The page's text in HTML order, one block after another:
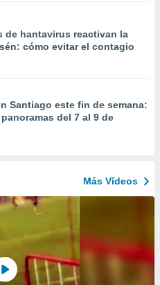
de hantavirus reactivan la
cómo evitar el contagio
Santiago este fin de semana:
del 7 al 9 de
Más Vídeos